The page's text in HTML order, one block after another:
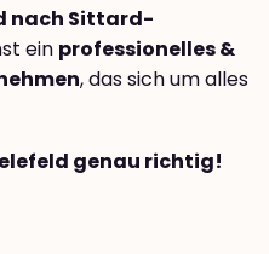
nach Sittard-
ein professionelles &
, das sich um alles
genau richtig!